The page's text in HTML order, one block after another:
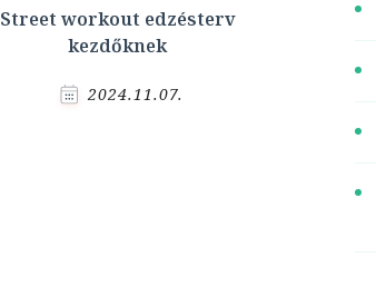
Street workout edzésterv
kezdőknek
2024.11.07.